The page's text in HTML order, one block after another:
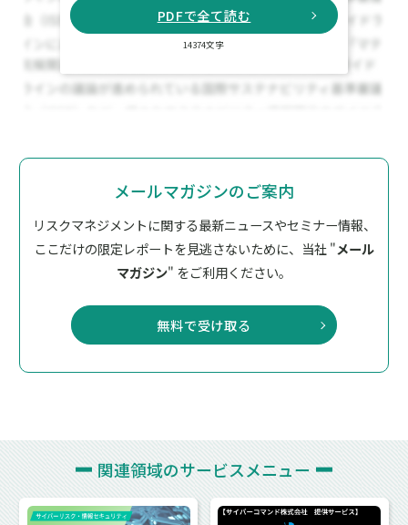
PDFで全て読む
14374文字
メールマガジンのご案内
リスクマネジメントに関する最新ニュースやセミナー情報、
ここだけの限定レポートを見逃さないために、 当社 "メール
マガジン" をご利用ください。
無料で受け取る
関連領域のサービスメニュー